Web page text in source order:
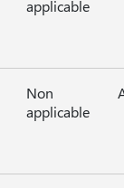
applicable
Non
applicable